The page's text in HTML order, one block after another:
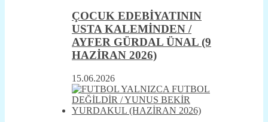
ÇOCUK EDEBİYATININ
USTA KALEMİNDEN /
AYFER GÜRDAL ÜNAL (9
HAZİRAN 2026)
15.06.2026